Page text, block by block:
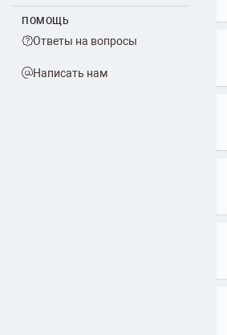
ПОМОЩЬ
Ответы на вопросы
Написать нам